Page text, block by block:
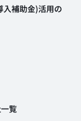
入補助金)活用の
覧